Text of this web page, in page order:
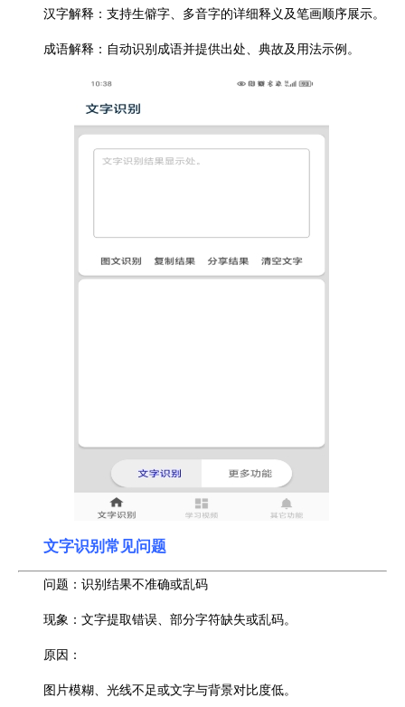
汉字解释：支持生僻字、多音字的详细释义及笔画顺序展示。
成语解释：自动识别成语并提供出处、典故及用法示例。
文字识别常见问题
问题 ：识别结果不准确或乱码
现象：文字提取错误、部分字符缺失或乱码。
原因：
图片模糊、光线不足或文字与背景对比度低。